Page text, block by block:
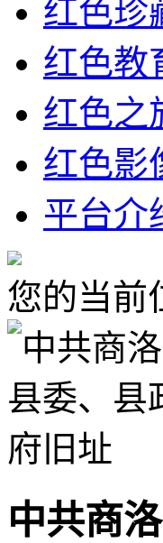
红色珍
红色教
红色之
红色影
平台介
您的当前
中共商